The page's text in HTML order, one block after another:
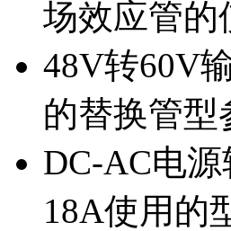
场效应管的
48V转60V
的替换管型
DC-AC电
18A使用的